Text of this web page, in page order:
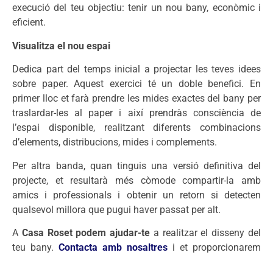
execució del teu objectiu: tenir un nou bany, econòmic i
eficient.
Visualitza el nou espai
Dedica part del temps inicial a projectar les teves idees
sobre paper. Aquest exercici té un doble benefici. En
primer lloc et farà prendre les mides exactes del bany per
traslardar-les al paper i així prendràs consciència de
l’espai disponible, realitzant diferents combinacions
d’elements, distribucions, mides i complements.
Per altra banda, quan tinguis una versió definitiva del
projecte, et resultarà més còmode compartir-la amb
amics i professionals i obtenir un retorn si detecten
qualsevol millora que pugui haver passat per alt.
A Casa Roset podem ajudar-te a realitzar el disseny del
teu bany. Contacta amb nosaltres i et proporcionarem